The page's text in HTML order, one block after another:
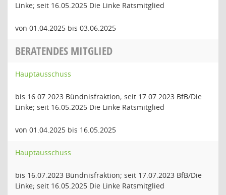
Linke; seit 16.05.2025 Die Linke Ratsmitglied
von 01.04.2025 bis 03.06.2025
BERATENDES MITGLIED
Hauptausschuss
bis 16.07.2023 Bündnisfraktion; seit 17.07.2023 BfB/Die
Linke; seit 16.05.2025 Die Linke Ratsmitglied
von 01.04.2025 bis 16.05.2025
Hauptausschuss
bis 16.07.2023 Bündnisfraktion; seit 17.07.2023 BfB/Die
Linke; seit 16.05.2025 Die Linke Ratsmitglied